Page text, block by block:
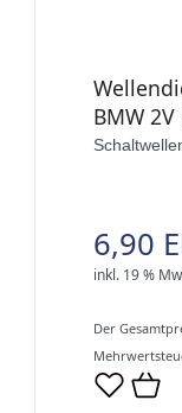
BMW
6,90
inkl. 19 %
Der